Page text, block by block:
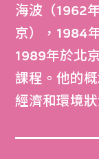
海波（1962
京），1984
1989年於北
課程。他的
經濟和環境